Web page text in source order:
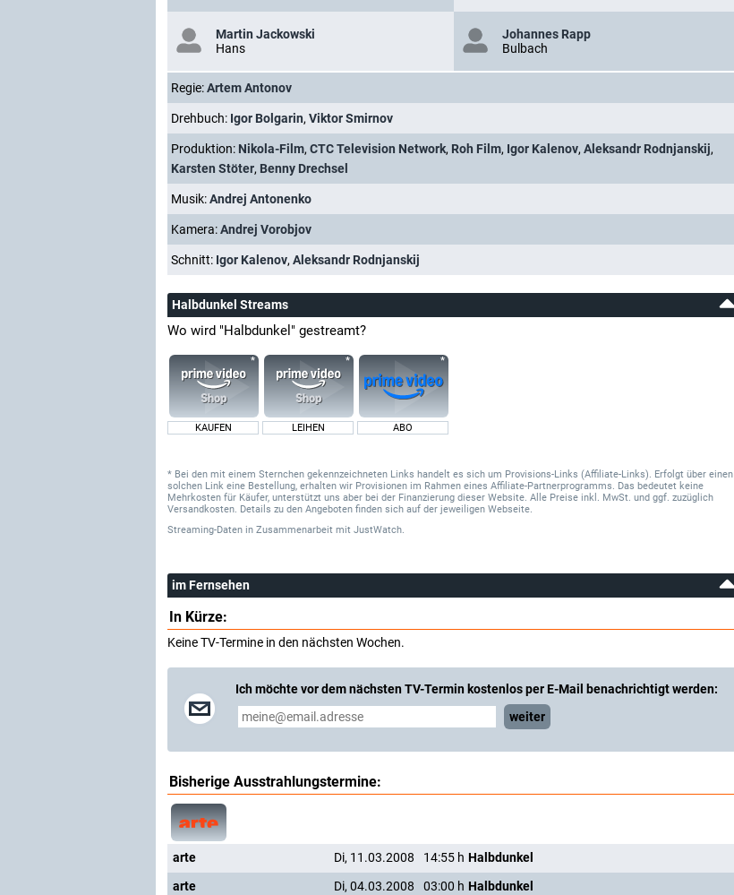
Martin Jackowski
Hans
Johannes Rapp
Bulbach
Regie:Artem Antonov
Drehbuch: Igor Bolgarin, Viktor Smirnov
Produktion: Nikola-Film, CTC Television Network, Roh Film, Igor Kalenov, Aleksandr Rodnjanskij,
Karsten Stöter, Benny Drechsel
Musik:Andrej Antonenko
Kamera:Andrej Vorobjov
Schnitt: Igor Kalenov, Aleksandr Rodnjanskij
Halbdunkel Streams
Wo wird "Halbdunkel" gestreamt?
KAUFEN LEIHEN ABO
* Bei den mit einem Sternchen gekennzeichneten Links handelt es sich um Provisions-Links (Affiliate-Links). Erfolgt über einen
solchen Link eine Bestellung, erhalten wir Provisionen im Rahmen eines Affiliate-Partnerprogramms. Das bedeutet keine
Mehrkosten für Käufer, unterstützt uns aber bei der Finanzierung dieser Website. Alle Preise inkl. MwSt. und ggf. zuzüglich
Versandkosten. Details zu den Angeboten finden sich auf der jeweiligen Webseite.
Streaming-Daten in Zusammenarbeit mit JustWatch.
im Fernsehen
In Kürze:
Keine TV-Termine in den nächsten Wochen.
Ich möchte vor dem nächsten TV-Termin kostenlos per E-Mail benachrichtigt werden:
weiter
Bisherige Ausstrahlungstermine:
arte Di, 11.03.2008 14:55 h Halbdunkel
arte
Di, 04.03.2008 03:00 h Halbdunkel